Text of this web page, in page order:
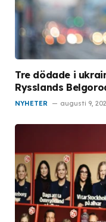
Tre dödade i
Rysslands
NYHETER augusti 9,